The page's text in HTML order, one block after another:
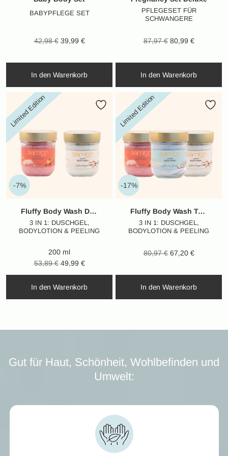
BABYPFLEGE SET
42,98€ Ursprünglicher
39,99 €Aktueller
In den Warenkorb
PFLEGESET FÜR
SCHWANGERE
87,97€ Ursprünglicher
80,99 €Aktueller
In den Warenkorb
Limited Edition
-7%
Fluffy Body Wash Duo / Winter Edition
3 IN 1: DUSCHGEL,
BODYLOTION & PEELING
200 ml
53,89€ Ursprünglicher
Preis war:
53,89 €
49,99 €Aktueller
Preis ist:
49,99 €.
In den Warenkorb
Limited Edition
-17%
Fluffy Body Wash Trio – Winter Edition
3 IN 1: DUSCHGEL,
BODYLOTION & PEELING
80,97€ Ursprünglicher
67,20 €Aktueller
In den Warenkorb
Gut für Haut, Schönheit, Wohlbefinden und
Umwelt: